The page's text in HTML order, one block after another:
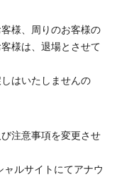
様、周りのお客様の
様は、退場とさせて
はいたしませんの
注意事項を変更させ
ルサイトにてアナウ